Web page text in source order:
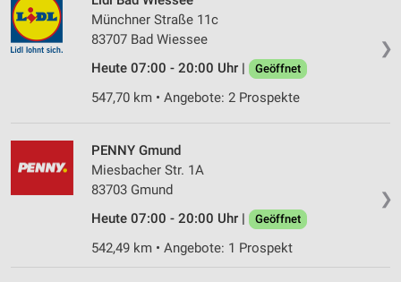
❯
Münchner Straße 11c
83707 Bad Wiessee
Heute 07:00 - 20:00 Uhr |
Geöffnet
547,70 km • Angebote: 2 Prospekte
❯
PENNY Gmund
Miesbacher Str. 1A
83703 Gmund
Heute 07:00 - 20:00 Uhr |
Geöffnet
542,49 km • Angebote: 1 Prospekt